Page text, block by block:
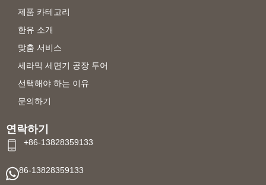
제품 카테고리
한유 소개
맞춤 서비스
세라믹 세면기 공장 투어
선택해야 하는 이유
문의하기
연락하기
+86-13828359133
86-13828359133